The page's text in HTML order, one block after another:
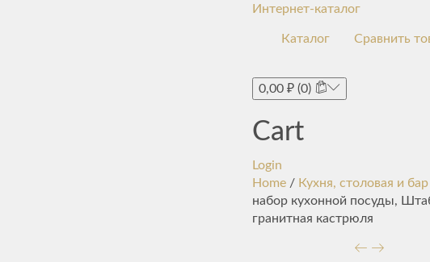
Интернет-каталог
Каталог Сравнить
0,00 ₽ (0)
Cart
Login
Home / Кухня, столовая и бар
набор кухонной посуды,
гранитная кастрюля